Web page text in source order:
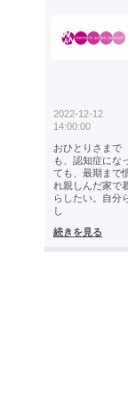
2022-12-12
14:00:00
おひとりさまで
も、認知症にな
ても、最期まで
れ親しんだ家で
らしたい。自分
し
続きを見る